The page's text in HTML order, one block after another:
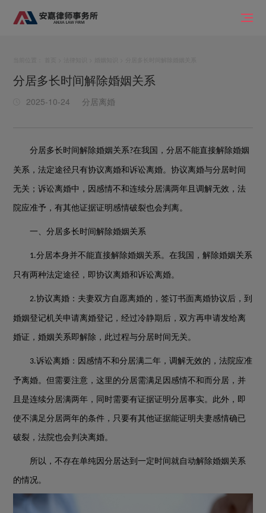
分居多长时间解除婚姻关系
2025-10-24 分居离婚
分居多长时间解除婚姻关系?在我国，分居不能直接解除婚姻
关系，法定途径只有协议离婚和诉讼离婚。协议离婚与分居时间
无关；诉讼离婚中，因感情不和连续分居满两年且调解无效，法
院应准予，有其他证据证明感情破裂也会判离。
一、分居多长时间解除婚姻关系
1.分居本身并不能直接解除婚姻关系。在我国，解除婚姻关系
只有两种法定途径，即协议离婚和诉讼离婚。
2.协议离婚：夫妻双方自愿离婚的，签订书面离婚协议后，到
婚姻登记机关申请离婚登记，经过冷静期后，双方再申请发给离
婚证，婚姻关系即解除，此过程与分居时间无关。
3.诉讼离婚：因感情不和分居满二年，调解无效的，法院应准
予离婚。但需要注意，这里的分居需满足因感情不和而分居，并
且是连续分居满两年，同时需要有证据证明分居事实。此外，即
使不满足分居两年的条件，只要有其他证据能证明夫妻感情确已
破裂，法院也会判决离婚。
所以，不存在单纯因分居达到一定时间就自动解除婚姻关系
的情况。